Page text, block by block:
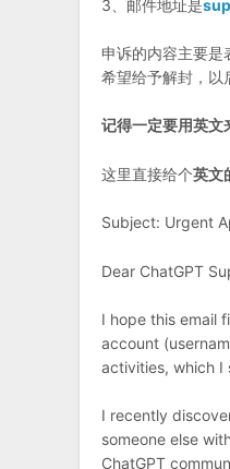
3、邮件地址是
申诉的内容主要是
希望给予解封，以
记得一定要用英文
这里直接给个英文
Subject: Urgent
Dear ChatGPT
I hope this email
account
activities, which I
I recently
someone else
ChatGPT